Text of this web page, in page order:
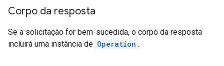
Corpo da resposta
Se a solicitação for bem-sucedida, o corpo da resposta
incluirá uma instância de Operation .